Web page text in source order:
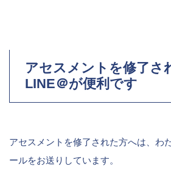
アセスメントを修了さ
LINE＠が便利です
アセスメントを修了された方へは、わ
ールをお送りしています。